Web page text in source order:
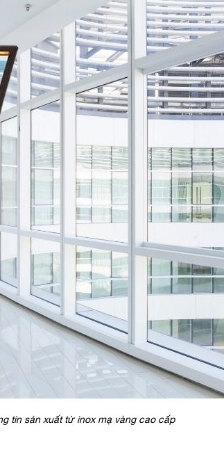
tin sản xuất từ inox mạ vàng cao cấp